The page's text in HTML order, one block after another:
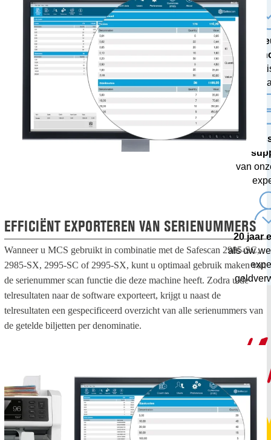
EFFICIËNT EXPORTEREN VAN SERIENUMMERS
Wanneer u MCS gebruikt in combinatie met de Safescan 2985-SC,
2985-SX, 2995-SC of 2995-SX, kunt u optimaal gebruik maken van
de serienummer scan functie die deze machine heeft. Zodra u de
telresultaten naar de software exporteert, krijgt u naast de
telresultaten een gespecificeerd overzicht van alle serienummers van
de getelde biljetten per denominatie.
De
met
van
20 jaar
als uw